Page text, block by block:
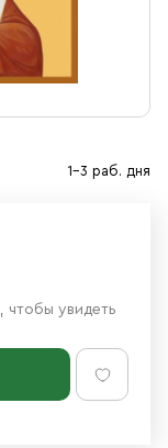
1-3 раб. дня
, чтобы увидеть